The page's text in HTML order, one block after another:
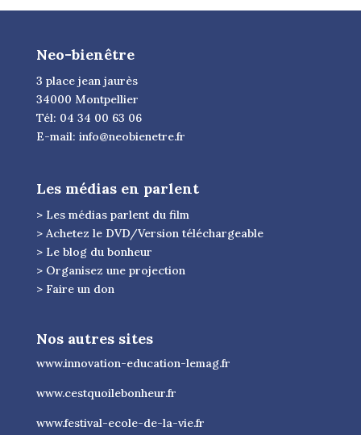
Neo-bienêtre
3 place jean jaurès
34000 Montpellier
Tél: 04 34 00 63 06
E-mail: info@neobienetre.fr
Les médias en parlent
> Les médias parlent du film
> Achetez le DVD/Version téléchargeable
> Le blog du bonheur
> Organisez une projection
> Faire un don
Nos autres sites
www.innovation-education-lemag.fr
www.cestquoilebonheur.fr
www.festival-ecole-de-la-vie.fr